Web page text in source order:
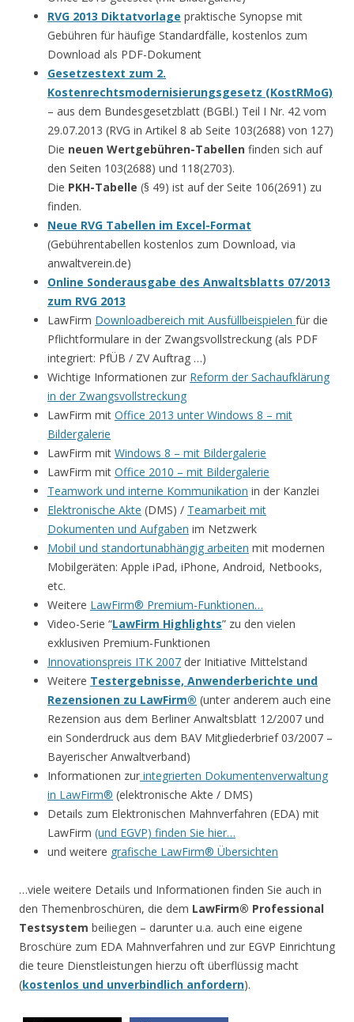
RVG 2013 Diktatvorlage praktische Synopse mit
Gebühren für häufige Standardfälle, kostenlos zum
Download als PDF-Dokument
Gesetzestext zum 2.
Kostenrechtsmodernisierungsgesetz (KostRMoG)
– aus dem Bundesgesetzblatt (BGBl.) Teil I Nr. 42 vom
29.07.2013 (RVG in Artikel 8 ab Seite 103(2688) von 127)
Die neuen Wertgebühren-Tabellen finden sich auf
den Seiten 103(2688) und 118(2703).
Die PKH-Tabelle (§ 49) ist auf der Seite 106(2691) zu
finden.
Neue RVG Tabellen im Excel-Format
(Gebührentabellen kostenlos zum Download, via
anwaltverein.de)
Online Sonderausgabe des Anwaltsblatts 07/2013
zum RVG 2013
LawFirm Downloadbereich mit Ausfüllbeispielen für die
Pflichtformulare in der Zwangsvollstreckung (als PDF
integriert: PfÜB / ZV Auftrag …)
Wichtige Informationen zur Reform der Sachaufklärung
in der Zwangsvollstreckung
LawFirm mit Office 2013 unter Windows 8 – mit
Bildergalerie
LawFirm mit Windows 8 – mit Bildergalerie
LawFirm mit Office 2010 – mit Bildergalerie
Teamwork und interne Kommunikation in der Kanzlei
Elektronische Akte (DMS) / Teamarbeit mit
Dokumenten und Aufgaben im Netzwerk
Mobil und standortunabhängig arbeiten mit modernen
Mobilgeräten: Apple iPad, iPhone, Android, Netbooks,
etc.
Weitere LawFirm® Premium-Funktionen…
Video-Serie “LawFirm Highlights” zu den vielen
exklusiven Premium-Funktionen
Innovationspreis ITK 2007 der Initiative Mittelstand
Weitere Testergebnisse, Anwenderberichte und
Rezensionen zu LawFirm® (unter anderem auch eine
Rezension aus dem Berliner Anwaltsblatt 12/2007 und
ein Sonderdruck aus dem BAV Mitgliederbrief 03/2007 –
Bayerischer Anwaltverband)
Informationen zur integrierten Dokumentenverwaltung
in LawFirm® (elektronische Akte / DMS)
Details zum Elektronischen Mahnverfahren (EDA) mit
LawFirm (und EGVP) finden Sie hier…
und weitere grafische LawFirm® Übersichten
…viele weitere Details und Informationen finden Sie auch in
den Themenbroschüren, die dem LawFirm® Professional
Testsystem beiliegen – darunter u.a. auch eine eigene
Broschüre zum EDA Mahnverfahren und zur EGVP Einrichtung
die teure Dienstleistungen hierzu oft überflüssig macht
(kostenlos und unverbindlich anfordern).